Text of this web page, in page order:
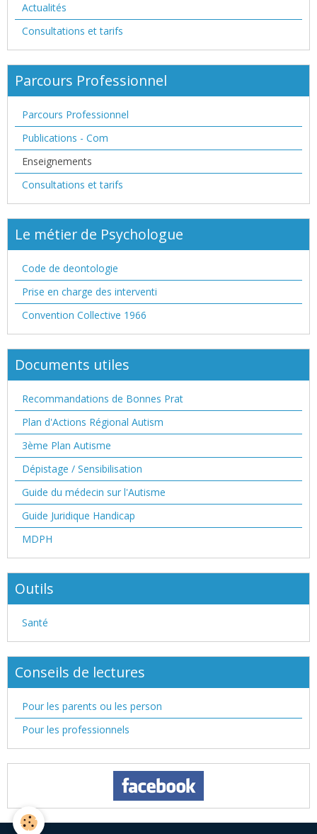
Actualités
Consultations et tarifs
Parcours Professionnel
Parcours Professionnel
Publications - Com
Enseignements
Consultations et tarifs
Le métier de Psychologue
Code de deontologie
Prise en charge des interventi
Convention Collective 1966
Documents utiles
Recommandations de Bonnes Prat
Plan d'Actions Régional Autism
3ème Plan Autisme
Dépistage / Sensibilisation
Guide du médecin sur l'Autisme
Guide Juridique Handicap
MDPH
Outils
Santé
Conseils de lectures
Pour les parents ou les person
Pour les professionnels